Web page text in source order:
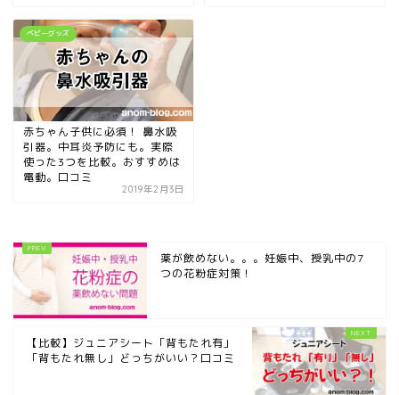
ベビーグッズ
赤ちゃん子供に必須！ 鼻水吸
引器。中耳炎予防にも。実際
使った3つを比較。おすすめは
電動。口コミ
2019年2月3日
薬が飲めない。。。妊娠中、授乳中の7
つの花粉症対策！
【比較】ジュニアシート「背もたれ有」
「背もたれ無し」どっちがいい？口コミ